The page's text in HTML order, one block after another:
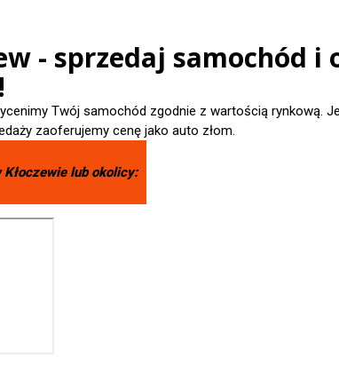
- sprzedaj samochód i
Twój samochód zgodnie z wartością rynkową.
zaoferujemy cenę jako auto złom.
Kłoczewielub okolicy: